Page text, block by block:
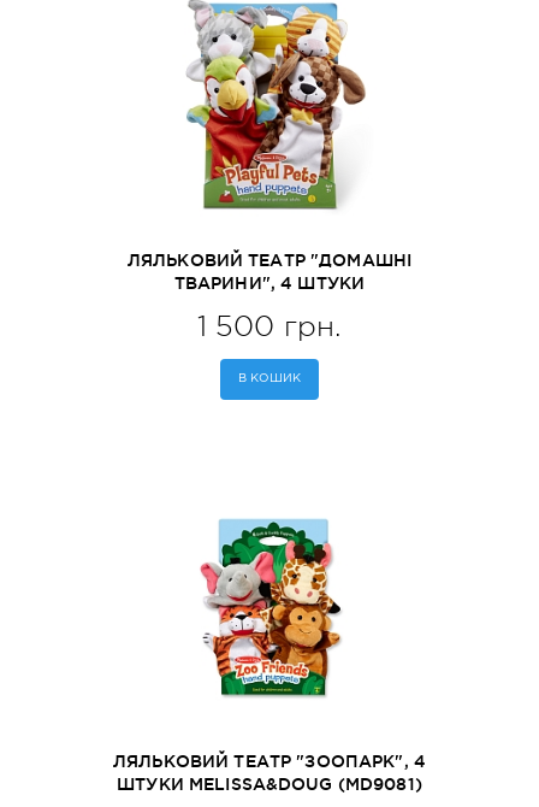
ЛЯЛЬКОВИЙ ТЕАТР "ДОМАШНІ
ТВАРИНИ", 4 ШТУКИ
1 500 грн.
В КОШИК
ЛЯЛЬКОВИЙ ТЕАТР "ЗООПАРК", 4
ШТУКИ MELISSA&DOUG (MD9081)